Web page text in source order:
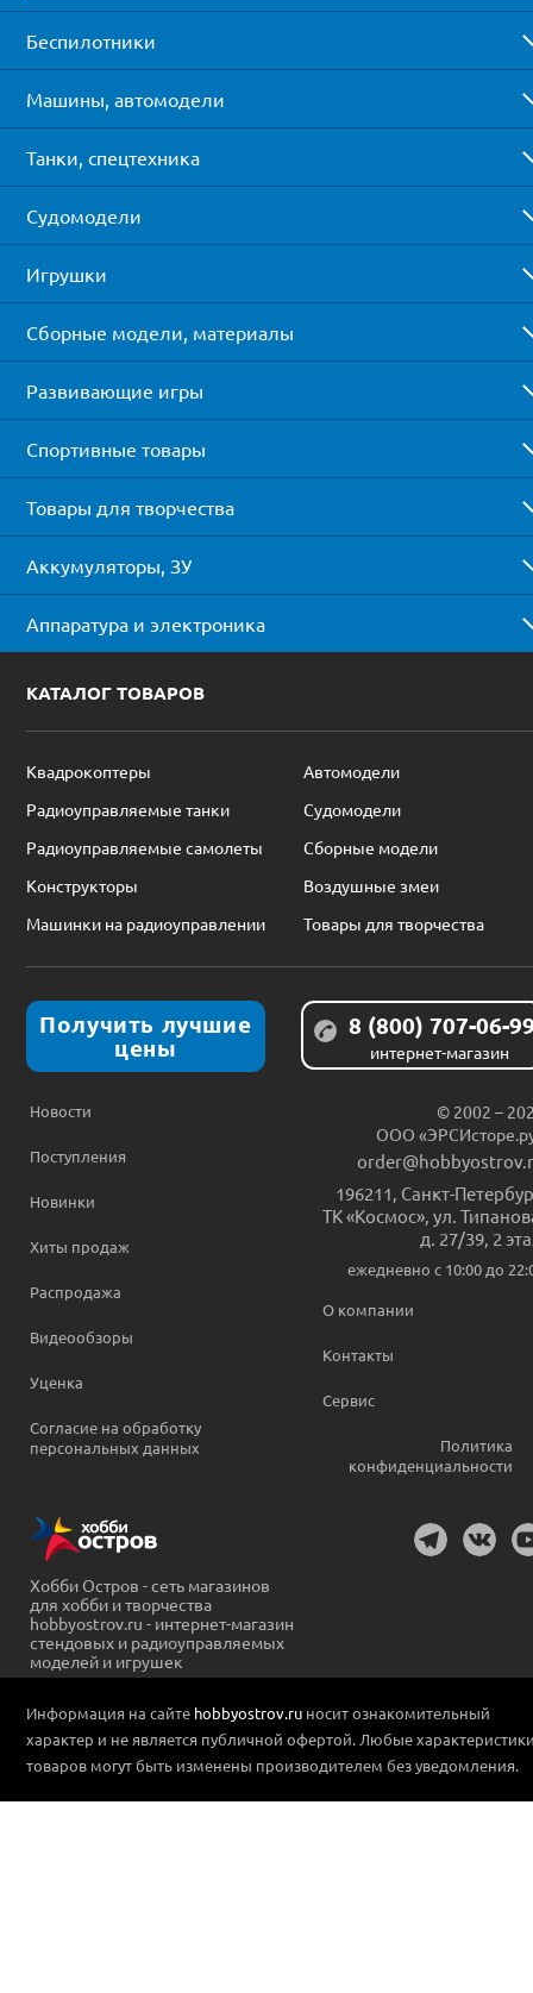
Беспилотники
Машины, автомодели
Танки, спецтехника
Судомодели
Игрушки
Сборные модели, материалы
Развивающие игры
Спортивные товары
Товары для творчества
Аккумуляторы, ЗУ
Аппаратура и электроника
КАТАЛОГ ТОВАРОВ
Квадрокоптеры
Автомодели
Радиоуправляемые танки
Судомодели
Радиоуправляемые самолеты
Сборные модели
Конструкторы
Воздушные змеи
Машинки на радиоуправлении
Товары для творчества
Получить лучшие
цены
8 (800) 707-06-
интернет-магазин
Новости
Поступления
Новинки
Хиты продаж
Распродажа
Видеообзоры
Уценка
Согласие на обработку
персональных данных
© 2002 –
ООО
196211 Санкт-
ТК «Космос», ул.
д. 27/39, 2
ежедневно c 10:00 до
О компании
Контакты
Сервис
Политика
конфиденциальности
Хобби Остров - сеть магазинов
для хобби и творчества
hobbyostrov.ru - интернет-магазин
стендовых и радиоуправляемых
моделей и игрушек
Информация на сайте hobbyostrov.ru носит ознакомительный
характер и не является публичной офертой. Любые
товаров могут быть изменены производителем без уведомления.